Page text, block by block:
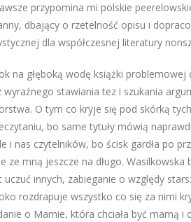
przypomina mi polskie
dbający o rzetelność opisu i
dla współczesnej literatury
na głęboką wodę książki problemowej
wyraźnego stawiania tez i szukania
O tym co kryje się pod skórką
bo same tytuły mówią
i nas czytelników, bo ścisk gardła po
ze mną jeszcze na długo.
innych, zabieganie o względy
rozdrapuje wszystko co się za nimi
o Mamie, która chciała być mamą i